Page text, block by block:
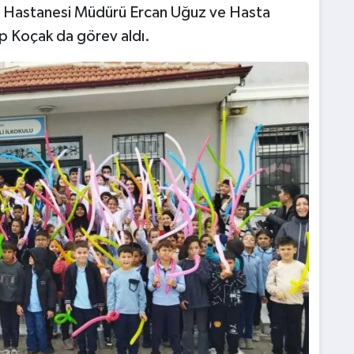
Hastanesi Müdürü Ercan Uğuz ve Hasta
Koçak da görev aldı.